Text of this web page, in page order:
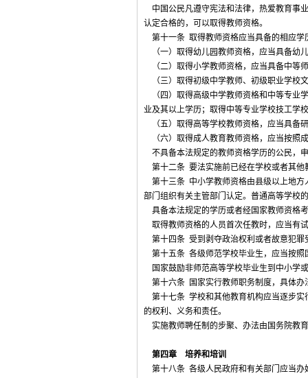
中国公民凡遵守宪法和法律，热爱教育事
认定合格的，可以取得教师资格。
第十一条 取得教师资格应当具备的相应学
（一）取得幼儿园教师资格，应当具备幼
（二）取得小学教师资格，应当具备中等
（三）取得初级中学教师、初级职业学校
（四）取得高级中学教师资格和中等专业
业及其以上学历；取得中等专业学校技工学
（五）取得高等学校教师资格，应当具备
（六）取得成人教育教师资格，应当按照
不具备本法规定的教师资格学历的公民，
第十二条 要法实施前已经在学校或者其他
第十三条 中小学教师资格由县级以上地方
部门组织有关主管部门认定。普通高等学校
具备本法规定的学历或者经国家教师资格
取得教师资格的人员首次任教时，应当有
第十四条 受到剥夺政治权利或者故意犯罪
第十五条 各级师范学校毕业生，应当按照
国家鼓励非师范高等学校毕业生到中小学
第十六条 国家实行教师职务制度，具体办
第十七条 学校和其他教育机构应当逐步实
的权利、义务和责任。
实施教师聘任制的步聚、办法由国务院教
第四章 培养和培训
第十八条 各级人民政府和有关部门应当办